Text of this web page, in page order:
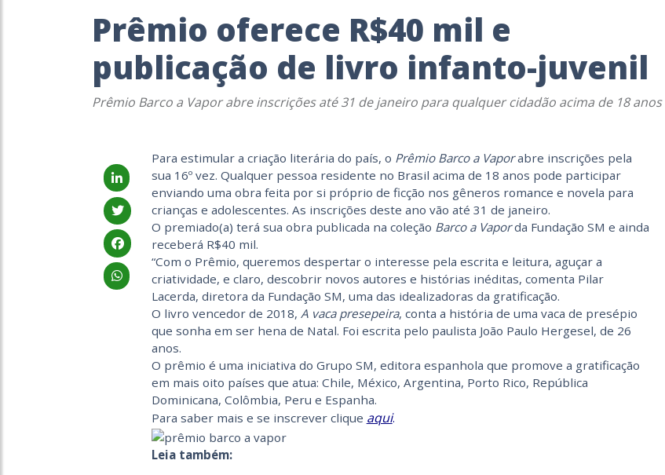
Prêmio oferece R$40 mil e
publicação de livro infanto-juvenil
Prêmio Barco a Vapor abre inscrições até 31 de janeiro para qualquer cidadão acima de 18 anos
Para estimular a criação literária do país, o Prêmio Barco a Vaporabre inscrições pela
sua 16º vez. Qualquer pessoa residente no Brasil acima de 18 anos pode participar
enviando uma obra feita por si próprio de ficção nos gêneros romance e novela para
crianças e adolescentes. As inscrições deste ano vão até 31 de janeiro.
O premiado(a) terá sua obra publicada na coleção Barco a Vaporda Fundação SM e ainda
receberá R$40 mil.
“Com o Prêmio, queremos despertar o interesse pela escrita e leitura, aguçar a
criatividade, e claro, descobrir novos autores e histórias inéditas, comenta Pilar
Lacerda, diretora da Fundação SM, uma das idealizadoras da gratificação.
O livro vencedor de 2018, A vaca presepeira, conta a história de uma vaca de presépio
que sonha em ser hena de Natal. Foi escrita pelo paulista João Paulo Hergesel, de 26
anos.
O prêmio é uma iniciativa do Grupo SM, editora espanhola que promove a gratificação
em mais oito países que atua: Chile, México, Argentina, Porto Rico, República
Dominicana, Colômbia, Peru e Espanha.
Para saber mais e se inscrever clique aqui.
Leia também: